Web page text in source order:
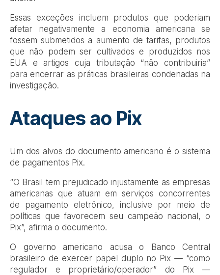
Essas exceções incluem produtos que poderiam
afetar negativamente a economia americana se
fossem submetidos a aumento de tarifas, produtos
que não podem ser cultivados e produzidos nos
EUA e artigos cuja tributação “não contribuiria”
para encerrar as práticas brasileiras condenadas na
investigação.
Ataques ao Pix
Um dos alvos do documento americano é o sistema
de pagamentos Pix.
“O Brasil tem prejudicado injustamente as empresas
americanas que atuam em serviços concorrentes
de pagamento eletrônico, inclusive por meio de
políticas que favorecem seu campeão nacional, o
Pix”, afirma o documento.
O governo americano acusa o Banco Central
brasileiro de exercer papel duplo no Pix — “como
regulador e proprietário/operador” do Pix —